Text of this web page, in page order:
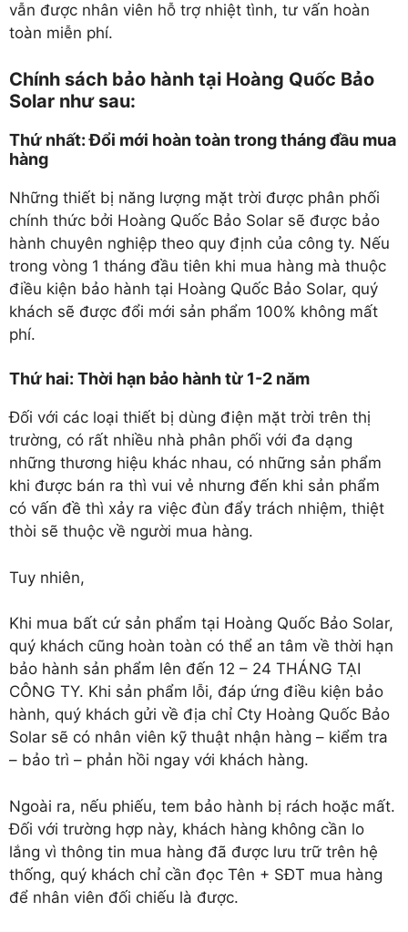
vẫn được nhân viên hỗ trợ nhiệt tình, tư vấn hoàn
toàn miễn phí.
Chính sách bảo hành tại Hoàng Quốc Bảo
Solar như sau:
Thứ nhất: Đổi mới hoàn toàn trong tháng đầu mua
hàng
Những thiết bị năng lượng mặt trời được phân phối
chính thức bởi Hoàng Quốc Bảo Solar sẽ được bảo
hành chuyên nghiệp theo quy định của công ty. Nếu
trong vòng 1 tháng đầu tiên khi mua hàng mà thuộc
điều kiện bảo hành tại Hoàng Quốc Bảo Solar, quý
khách sẽ được đổi mới sản phẩm 100% không mất
phí.
Thứ hai: Thời hạn bảo hành từ 1-2 năm
Đối với các loại thiết bị dùng điện mặt trời trên thị
trường, có rất nhiều nhà phân phối với đa dạng
những thương hiệu khác nhau, có những sản phẩm
khi được bán ra thì vui vẻ nhưng đến khi sản phẩm
có vấn đề thì xảy ra việc đùn đẩy trách nhiệm, thiệt
thòi sẽ thuộc về người mua hàng.
Tuy nhiên,
Khi mua bất cứ sản phẩm tại Hoàng Quốc Bảo Solar,
quý khách cũng hoàn toàn có thể an tâm về thời hạn
bảo hành sản phẩm lên đến 12 – 24 THÁNG TẠI
CÔNG TY. Khi sản phẩm lỗi, đáp ứng điều kiện bảo
hành, quý khách gửi về địa chỉ Cty Hoàng Quốc Bảo
Solar sẽ có nhân viên kỹ thuật nhận hàng – kiểm tra
– bảo trì – phản hồi ngay với khách hàng.
Ngoài ra, nếu phiếu, tem bảo hành bị rách hoặc mất.
Đối với trường hợp này, khách hàng không cần lo
lắng vì thông tin mua hàng đã được lưu trữ trên hệ
thống, quý khách chỉ cần đọc Tên + SĐT mua hàng
để nhân viên đối chiếu là được.